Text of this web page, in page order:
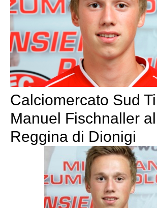
Calciomercato Sud
Manuel Fischnaller
Reggina di Dionigi